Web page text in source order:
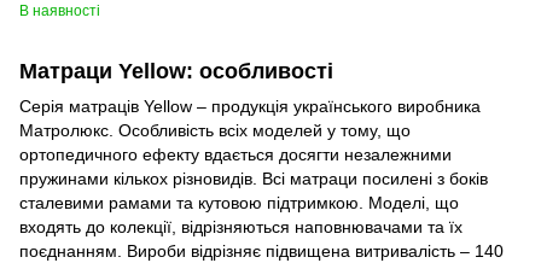
В наявності
Матраци Yellow: особливості
Серія матраців Yellow – продукція українського виробника
Матролюкс. Особливість всіх моделей у тому, що
ортопедичного ефекту вдається досягти незалежними
пружинами кількох різновидів. Всі матраци посилені з боків
сталевими рамами та кутовою підтримкою. Моделі, що
входять до колекції, відрізняються наповнювачами та їх
поєднанням. Вироби відрізняє підвищена витривалість – 140